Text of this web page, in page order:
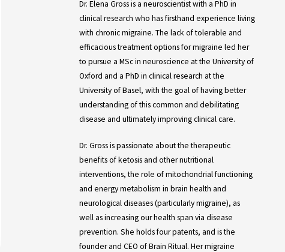
Dr. Elena Gross is a neuroscientist with a PhD in
clinical research who has firsthand experience living
with chronic migraine. The lack of tolerable and
efficacious treatment options for migraine led her
to pursue a MSc in neuroscience at the University of
Oxford and a PhD in clinical research at the
University of Basel, with the goal of having better
understanding of this common and debilitating
disease and ultimately improving clinical care.
Dr. Gross is passionate about the therapeutic
benefits of ketosis and other nutritional
interventions, the role of mitochondrial functioning
and energy metabolism in brain health and
neurological diseases (particularly migraine), as
well as increasing our health span via disease
prevention. She holds four patents, and is the
founder and CEO of Brain Ritual. Her migraine